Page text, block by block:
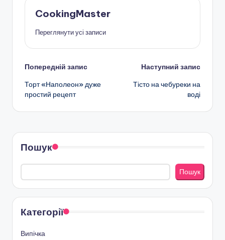
CookingMaster
Переглянути усі записи
Навігація
по
запису
Попередній запис
Торт «Наполеон» дуже
простий рецепт
Наступний запис
Тісто на чебуреки на
воді
Пошук
Пошук
Категорії
Випічка